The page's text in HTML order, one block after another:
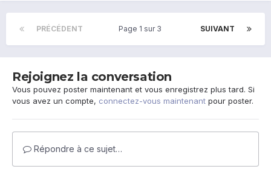
PRÉCÉDENT SUIVANT
Page 1 sur 3
Rejoignez la conversation
Vous pouvez poster maintenant et vous enregistrez plus tard. Si
vous avez un compte, connectez-vous maintenant pour poster.
Répondre à ce sujet…